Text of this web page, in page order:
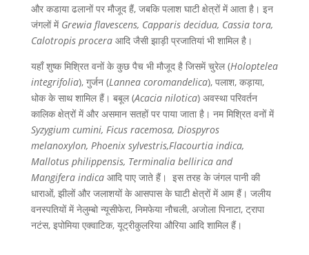
और कडाया ढलानों पर मौजूद हैं, जबकि पलाश घाटी क्षेत्रों में आता है। इन
जंगलों में Grewia flavescens, Capparis decidua, Cassia tora,
Calotropis proceraआदि जैसी झाड़ी प्रजातियां भी शामिल है।
यहाँ शुष्क मिश्रित वनों के कुछ पैच भी मौजूद है जिसमें चुरेल (Holoptelea
integrifolia), गुर्जन (Lannea coromandelica), पलाश, कड़ाया,
धोक के साथ शामिल हैं। बबूल (Acacia nilotica) अवस्था परिवर्तन
कालिक क्षेत्रों में और असमान सतहों पर पाया जाता है। नम मिश्रित वनों में
Syzygium cumini, Ficus racemosa, Diospyros
melanoxylon, Phoenix sylvestris,Flacourtia indica,
Mallotus philippensis, Terminalia bellirica and
Mangifera indicaआदि पाए जाते हैं। इस तरह के जंगल पानी की
धाराओं, झीलों और जलाशयों के आसपास के घाटी क्षेत्रों में आम हैं। जलीय
वनस्पतियों में नेलुम्बो न्यूसीफेरा, निमफेया नौचली, अजोला पिनाटा, ट्रापा
नटंस, इपोमिया एक्वाटिक, यूट्रीकुलरिया औरिया आदि शामिल हैं।